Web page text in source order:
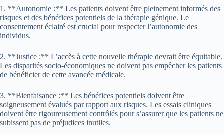
1. **Autonomie :** Les patients doivent être pleinement informés des
risques et des bénéfices potentiels de la thérapie génique. Le
consentement éclairé est crucial pour respecter l’autonomie des
individus.
2. **Justice :** L’accès à cette nouvelle thérapie devrait être équitable.
Les disparités socio-économiques ne doivent pas empêcher les patients
de bénéficier de cette avancée médicale.
3. **Bienfaisance :** Les bénéfices potentiels doivent être
soigneusement évalués par rapport aux risques. Les essais cliniques
doivent être rigoureusement contrôlés pour s’assurer que les patients ne
subissent pas de préjudices inutiles.